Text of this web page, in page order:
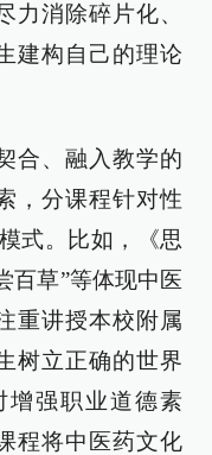
力消除碎片化、
建构自己的理论
合、融入教学的
，分课程针对性
式。比如，《思
百草”等体现中医
重讲授本校附属
树立正确的世界
增强职业道德素
程将中医药文化